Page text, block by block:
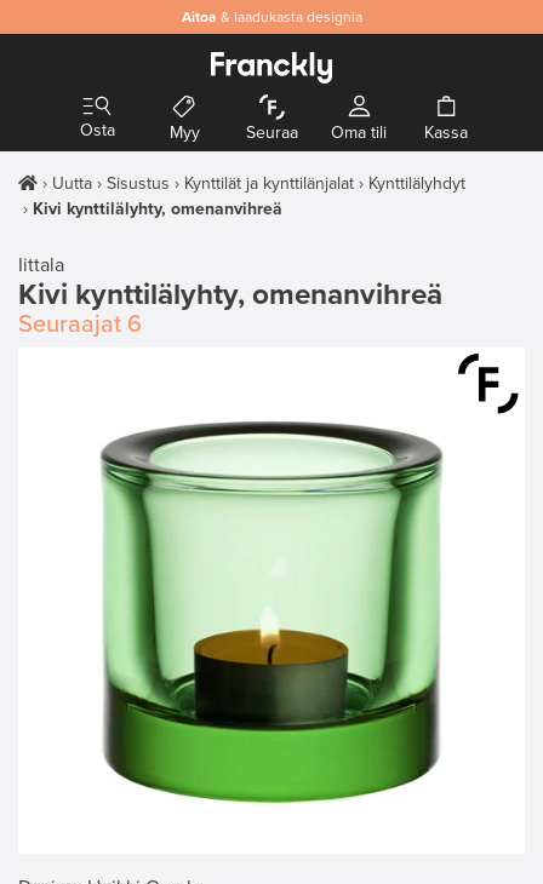
Aitoa & laadukasta designia
Osta Myy Seuraa Oma tili Kassa
Uutta Sisustus Kynttilät ja kynttilänjalat
Kynttilälyhdyt
Kivi kynttilälyhty, omenanvihreä
Iittala
Kivi kynttilälyhty, omenanvihreä
Seuraajat 6